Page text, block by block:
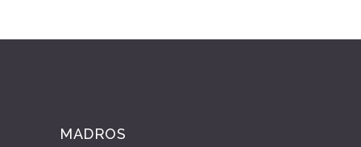
MADROS